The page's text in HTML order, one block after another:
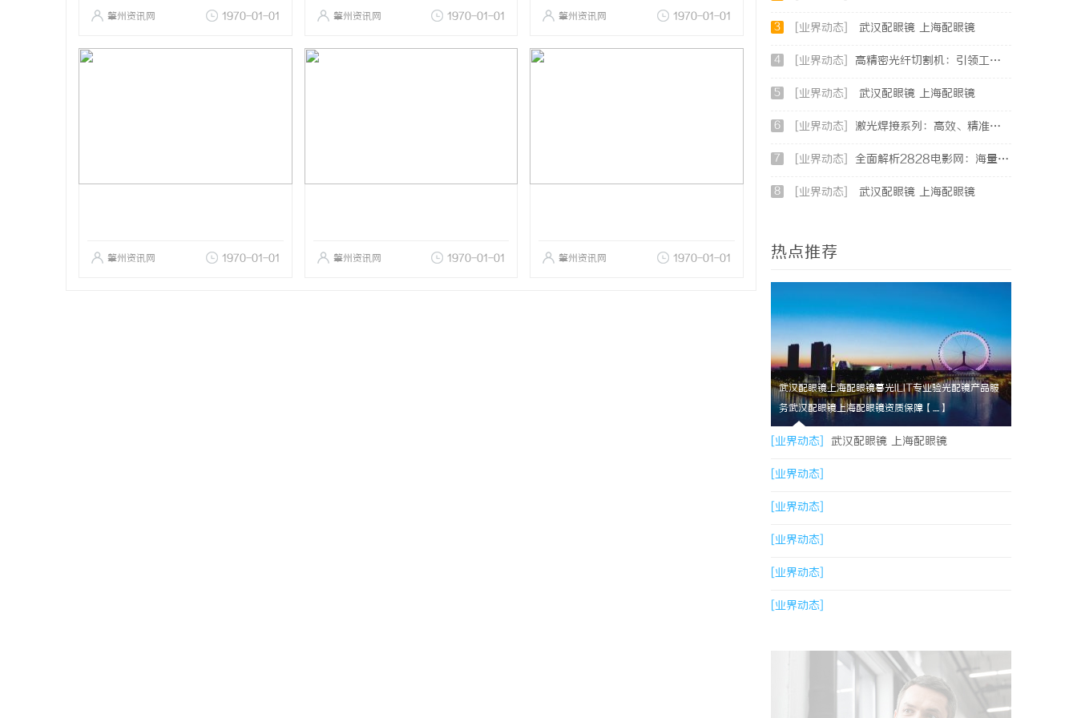
肇州资讯网 1970-01-01 肇州资讯网 1970-01-01 肇州资讯网 1970-01-01
肇州资讯网 1970-01-01 肇州资讯网 1970-01-01 肇州资讯网 1970-01-01
3 [业界动态] 武汉配眼镜 上海配眼镜
4 [业界动态] 高精密光纤切割机：引领工业制造新时代的利器
5 [业界动态] 武汉配眼镜 上海配眼镜
6 [业界动态] 激光焊接系列：高效、精准及环保的制造解决方案
7 [业界动态] 全面解析2828电影网：海量影视资源的优质观看平台
8 [业界动态] 武汉配眼镜 上海配眼镜
热点推荐
武汉配眼镜上海配眼镜暮光ILIT专业验光配镜产品服
务武汉配眼镜上海配眼镜资质保障【....】
[业界动态] 武汉配眼镜 上海配眼镜
[业界动态]
[业界动态]
[业界动态]
[业界动态]
[业界动态]